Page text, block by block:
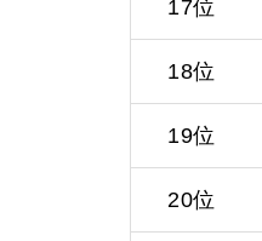
17位
18位
19位
20位